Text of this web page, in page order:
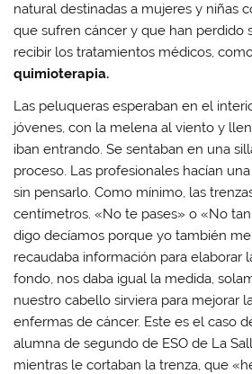
natural destinadas a mujeres y niñas
que sufren cáncer y que han perdido
recibir los tratamientos médicos,
quimioterapia.
Las peluqueras esperaban en el
jóvenes, con la melena al viento y
iban entrando. Se sentaban en una
proceso. Las profesionales hacían
sin pensarlo. Como mínimo, las
centímetros. «No te pases» o «No
digo decíamos porque yo también
recaudaba información para elaborar
fondo, nos daba igual la medida,
nuestro cabello sirviera para mejorar
enfermas de cáncer. Este es el caso
alumna de segundo de ESO de La
mientras le cortaban la trenza, que